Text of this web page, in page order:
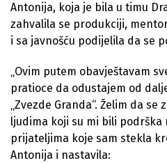
Antonija, koja je bila u timu
zahvalila se produkciji,
i sa javnošću podijelila da se
„Ovim putem obavještavam
pratioce da odustajem od
„Zvezde Granda“. Želim da
ljudima koji su mi bili podrška
prijateljima koje sam stekla
Antonija i nastavila: